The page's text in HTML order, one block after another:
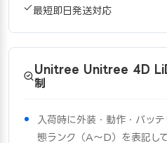
最短即日発送対応
Unitree Unitree 4D
制
入荷時に外装・動作・バッ
態ランク（A〜D）を表記して